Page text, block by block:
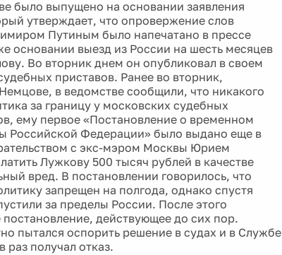
было выпущено на основании заявления
утверждает, что опровержение слов
Путиным было напечатано в прессе
выезд из России на шесть месяцев
Во вторник днем он опубликовал в своем
приставов. Ранее во вторник,
в ведомстве сообщили, что никакого
за границу у московских судебных
ему первое «Постановление о временном
Российской Федерации» было выдано еще в
с экс-мэром Москвы Юрием
Лужкову 500 тысяч рублей в качестве
вред. В постановлении говорилось, что
запрещен на полгода, однако спустя
за пределы России. После этого
действующее до сих пор.
пытался оспорить решение в судах и в Службе
раз получал отказ.